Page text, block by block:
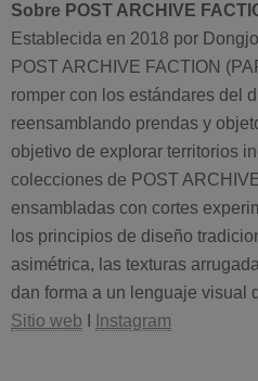
Sobre POST ARCHIVE
Establecida en 2018 por
POST ARCHIVE FACTION
romper con los estándares del
reensamblando prendas y
objetivo de explorar territorios
colecciones de POST
ensambladas con cortes
los principios de diseño
asimétrica, las texturas
dan forma a un lenguaje visual
Sitio web
Instagram